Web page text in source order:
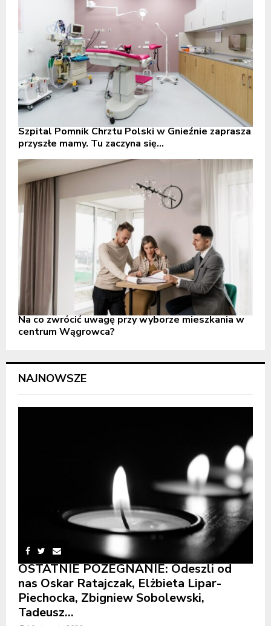
Szpital Pomnik Chrztu Polski w Gnieźnie zaprasza
przyszłe mamy. Tu zaczyna się...
Na co zwrócić uwagę przy wyborze mieszkania w
centrum Wągrowca?
NAJNOWSZE
OSTATNIE POŻEGNANIE: Odeszli od
nas Oskar Ratajczak, Elżbieta Lipar-
Piechocka, Zbigniew Sobolewski,
Tadeusz...